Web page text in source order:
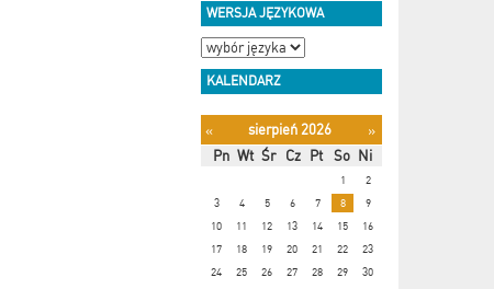
WERSJA JĘZYKOWA
KALENDARZ
« sierpień 2026
»
Pn Wt Śr Cz Pt So Ni
1
2
3
4 5 6 7 8
9
10
11 12 13 14 15
16
17
18 19 20 21 22
23
24
25 26 27 28 29
30